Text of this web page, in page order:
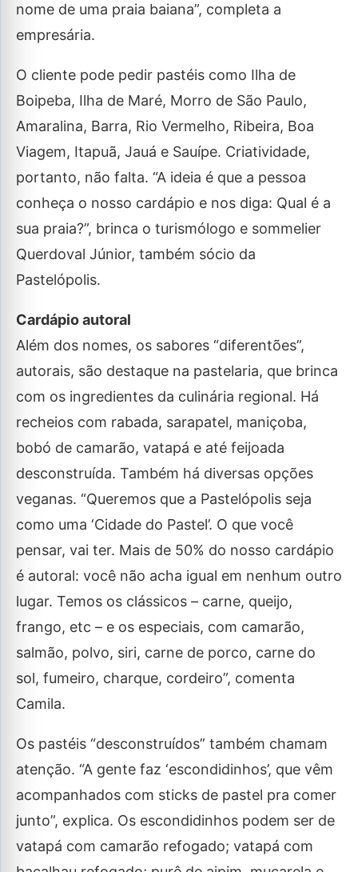
nome de uma praia baiana”, completa a
empresária.
O cliente pode pedir pastéis como Ilha de
Boipeba, Ilha de Maré, Morro de São Paulo,
Amaralina, Barra, Rio Vermelho, Ribeira, Boa
Viagem, Itapuã, Jauá e Sauípe. Criatividade,
portanto, não falta. “A ideia é que a pessoa
conheça o nosso cardápio e nos diga: Qual é a
sua praia?”, brinca o turismólogo e sommelier
Querdoval Júnior, também sócio da
Pastelópolis.
Cardápio autoral
Além dos nomes, os sabores “diferentões”,
autorais, são destaque na pastelaria, que brinca
com os ingredientes da culinária regional. Há
recheios com rabada, sarapatel, maniçoba,
bobó de camarão, vatapá e até feijoada
desconstruída. Também há diversas opções
veganas. “Queremos que a Pastelópolis seja
como uma ‘Cidade do Pastel’. O que você
pensar, vai ter. Mais de 50% do nosso cardápio
é autoral: você não acha igual em nenhum outro
lugar. Temos os clássicos – carne, queijo,
frango, etc – e os especiais, com camarão,
salmão, polvo, siri, carne de porco, carne do
sol, fumeiro, charque, cordeiro”, comenta
Camila.
Os pastéis “desconstruídos” também chamam
atenção. “A gente faz ‘escondidinhos’, que vêm
acompanhados com sticks de pastel pra comer
junto”, explica. Os escondidinhos podem ser de
vatapá com camarão refogado; vatapá com